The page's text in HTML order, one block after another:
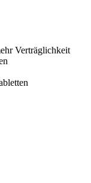
Verträglichkeit